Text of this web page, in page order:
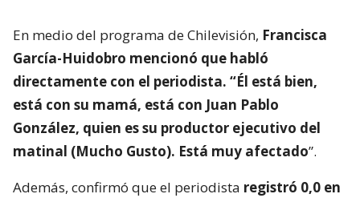
En medio del programa de Chilevisión, Francisca
García-Huidobro mencionó que habló
directamente con el periodista. “Él está bien,
está con su mamá, está con Juan Pablo
González, quien es su productor ejecutivo del
matinal (Mucho Gusto). Está muy afectado”.
Además, confirmó que el periodista registró 0,0 en